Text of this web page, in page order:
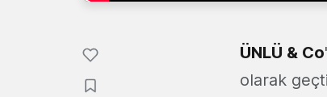
ÜNLÜ & Co
olarak